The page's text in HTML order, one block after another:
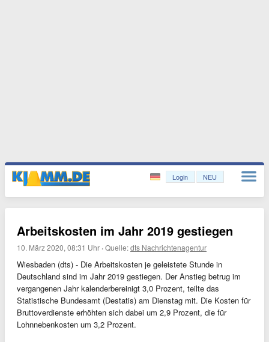
Login NEU
Arbeitskosten im Jahr 2019 gestiegen
10. März 2020, 08:31 Uhr ·Quelle:dts Nachrichtenagentur
Wiesbaden (dts) - Die Arbeitskosten je geleistete Stunde in
Deutschland sind im Jahr 2019 gestiegen. Der Anstieg betrug im
vergangenen Jahr kalenderbereinigt 3,0 Prozent, teilte das
Statistische Bundesamt (Destatis) am Dienstag mit. Die Kosten für
Bruttoverdienste erhöhten sich dabei um 2,9 Prozent, die für
Lohnnebenkosten um 3,2 Prozent.